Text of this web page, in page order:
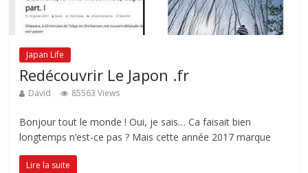
Japan Life
Redécouvrir Le Japon .fr
David 85563 Views
Bonjour tout le monde ! Oui, je sais… Ca faisait bien
longtemps n’est-ce pas ? Mais cette année 2017 marque
Lire la suite